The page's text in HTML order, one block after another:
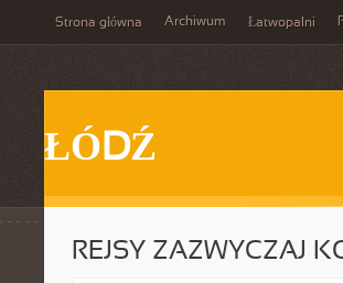
Strona główna Archiwum Łatwopalni
ŁÓDŹ
REJSY ZAZWYCZAJ